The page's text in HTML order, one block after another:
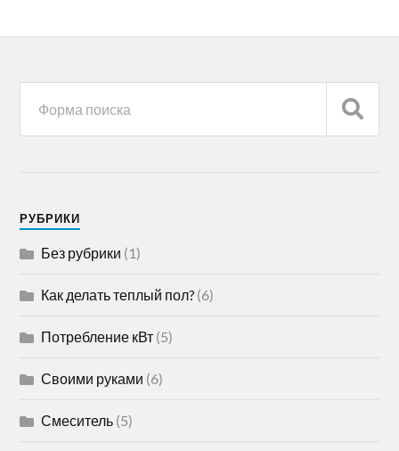
РУБРИКИ
Без рубрики (1)
Как делать теплый пол? (6)
Потребление кВт (5)
Своими руками (6)
Смеситель (5)